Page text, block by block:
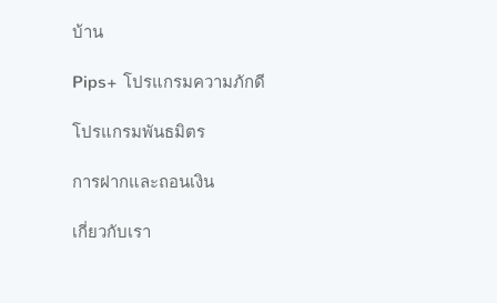
บ้าน
Pips+ โปรแกรมความภักดี
โปรแกรมพันธมิตร
การฝากและถอนเงิน
เกี่ยวกับเรา